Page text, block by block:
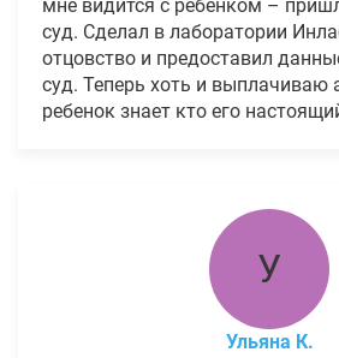
мне видится с ребенком –
суд. Сделал в лаборатории
отцовство и предоставил
суд. Теперь хоть и выплачиваю
ребенок знает кто его
У
Ульяна К.